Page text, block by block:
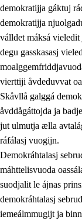
1.
1.1
1.2
1.3 Lájttális
1.4
1.5 Vieledus
demokratijja gáktuj
demokratijja
válldet máksá
degu gasskasasj
vierttiji åvdeduvvat
Skåvllå galggá
åvddågáttojda ja
jut ulmutja ælla
ráfálasj vuogijn.
Demokráhtalasj
máhttelisvuoda
suodjalit le ájnas
demokráhtalasj
iemeálmmugijt ja